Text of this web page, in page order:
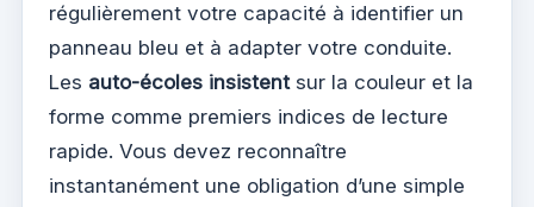
régulièrement votre capacité à identifier un
panneau bleu et à adapter votre conduite.
Les auto-écoles insistentsur la couleur et la
forme comme premiers indices de lecture
rapide. Vous devez reconnaître
instantanément une obligation d’une simple